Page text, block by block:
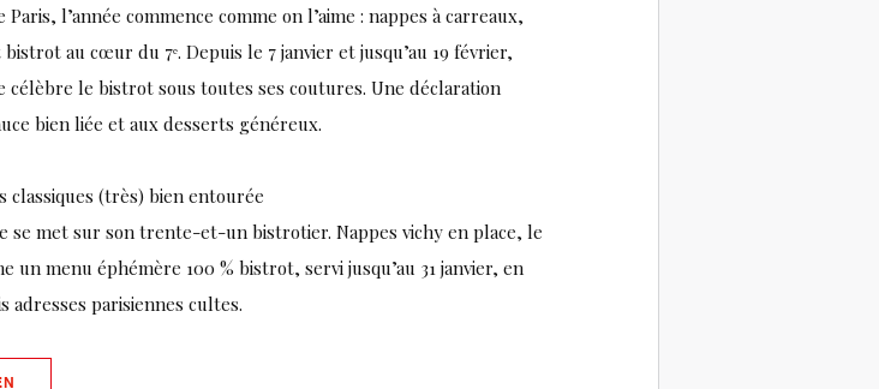
Paris, l’année commence comme on l’aime : nappes à carreaux,
au cœur du 7ᵉ. Depuis le 7 janvier et jusqu’au 19 février,
célèbre le bistrot sous toutes ses coutures. Une déclaration
bien liée et aux desserts généreux.
classiques (très) bien entourée
se met sur son trente-et-un bistrotier. Nappes vichy en place, le
un menu éphémère 100 % bistrot, servi jusqu’au 31 janvier, en
adresses parisiennes cultes.